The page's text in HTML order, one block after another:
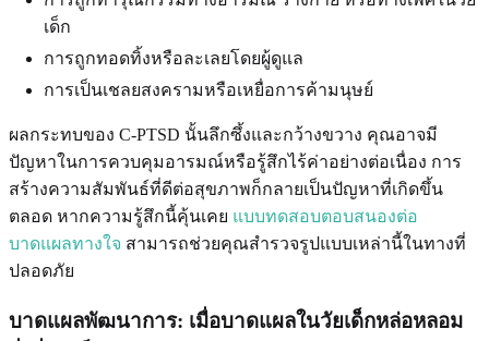
เด็ก
การถูกทอดทิ้งหรือละเลยโดยผู้ดูแล
การเป็นเชลยสงครามหรือเหยื่อการค้ามนุษย์
ผลกระทบของ C-PTSD นั้นลึกซึ้งและกว้างขวาง คุณอาจมี
ปัญหาในการควบคุมอารมณ์หรือรู้สึกไร้ค่าอย่างต่อเนื่อง การ
สร้างความสัมพันธ์ที่ดีต่อสุขภาพก็กลายเป็นปัญหาที่เกิดขึ้น
ตลอด หากความรู้สึกนี้คุ้นเคย แบบทดสอบตอบสนองต่อ
บาดแผลทางใจ สามารถช่วยคุณสำรวจรูปแบบเหล่านี้ในทางที่
ปลอดภัย
บาดแผลพัฒนาการ: เมื่อบาดแผลในวัยเด็กหล่อหลอม